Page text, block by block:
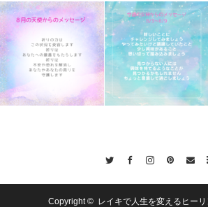
Copyright © レイキで人生を変えるヒー